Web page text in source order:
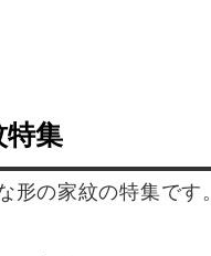
特集
形の家紋の特集です。